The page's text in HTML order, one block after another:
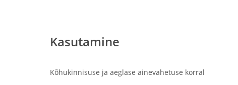
Kasutamine
Kõhukinnisuse ja aeglase ainevahetuse korral